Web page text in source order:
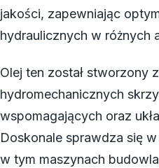
jakości, zapewniając
hydraulicznych w różnych
Olej ten został stworzony
hydromechanicznych
wspomagających oraz
Doskonale sprawdza się
w tym maszynach